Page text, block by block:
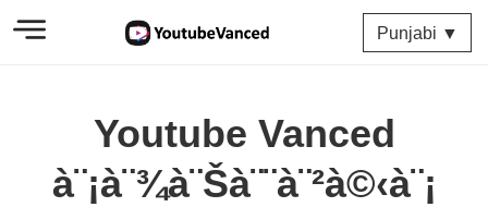
Punjabi ▼
Youtube Vanced
à¨¡à¨¾à¨Šà¨¨à¨²à©‹à¨¡